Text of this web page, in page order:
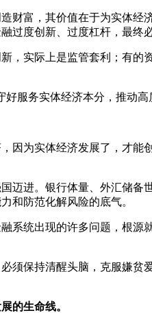
富，其价值在于为实体经
度创新、过度杠杆，最终
实际上是监管套利；有的
务实体经济本分，推动高
为实体经济发展了，才能
进。银行体量、外汇储备
和防范化解风险的底气。
统出现的许多问题，根源
保持清醒头脑，克服嫌贫
的生命线。